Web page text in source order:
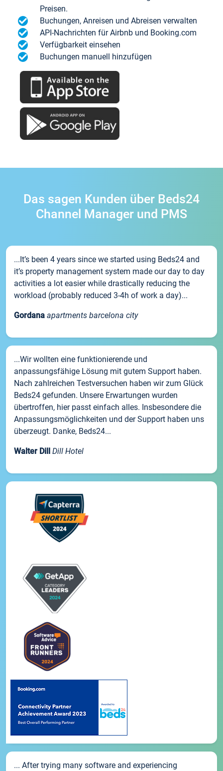
Preisen.
Buchungen, Anreisen und Abreisen verwalten
API-Nachrichten für Airbnb und Booking.com
Verfügbarkeit einsehen
Buchungen manuell hinzufügen
Das sagen Kunden über Beds24
Channel Manager und PMS
...It’s been 4 years since we started using Beds24 and
it’s property management system made our day to day
activities a lot easier while drastically reducing the
workload (probably reduced 3-4h of work a day)...
Gordana apartments barcelona city
...Wir wollten eine funktionierende und
anpassungsfähige Lösung mit gutem Support haben.
Nach zahlreichen Testversuchen haben wir zum Glück
Beds24 gefunden. Unsere Erwartungen wurden
übertroffen, hier passt einfach alles. Insbesondere die
Anpassungsmöglichkeiten und der Support haben uns
überzeugt. Danke, Beds24...
Walter Dill Dill Hotel
... After trying many software and experiencing